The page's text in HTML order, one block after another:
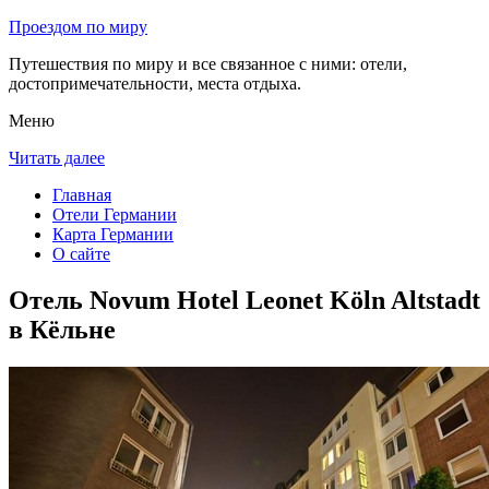
Проездом по миру
Путешествия по миру и все связанное с ними: отели,
достопримечательности, места отдыха.
Меню
Читать далее
Главная
Отели Германии
Карта Германии
О сайте
Отель Novum Hotel Leonet Köln Altstadt
в Кёльне